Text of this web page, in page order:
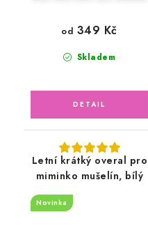
Skladem
od 349 Kč
Letní krátký overal pro
miminko mušelín, bílý
Novinka